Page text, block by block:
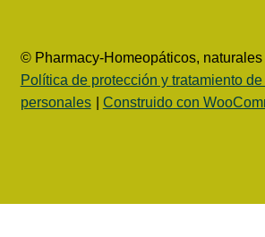
© Pharmacy-Homeopáticos,
Política de protección y tratamiento
personales
Construido con